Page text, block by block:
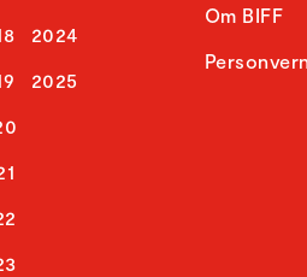
2024
2025
Om BIFF